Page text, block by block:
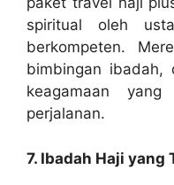
spiritual oleh
berkompeten.
bimbingan ibadah,
keagamaan
perjalanan.
7. Ibadah Haji yang